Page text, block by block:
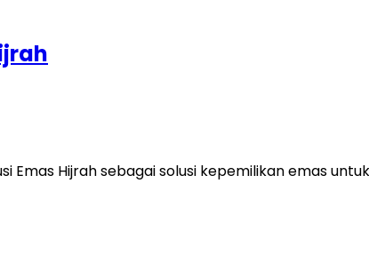
Hijrah sebagai solusi kepemilikan emas